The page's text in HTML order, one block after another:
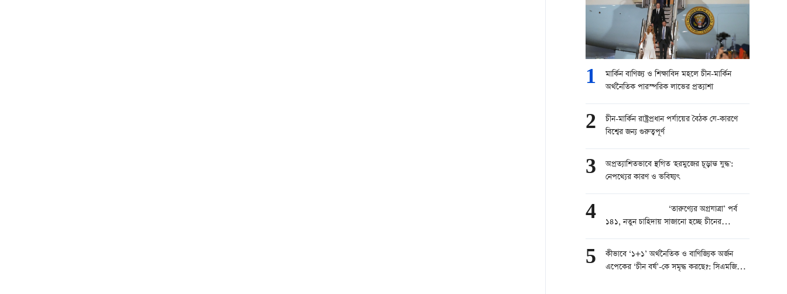
1
মার্কিন বাণিজ্য ও শিক্ষাবিদ মহলে চীন-মার্কিন
অর্থনৈতিক পারস্পরিক লাভের প্রত্যাশা
2
চীন-মার্কিন রাষ্ট্রপ্রধান পর্যায়ের বৈঠক যে-কারণে
বিশ্বের জন্য গুরুত্বপূর্ণ
3
অপ্রত্যাশিতভাবে স্থগিত 'হরমুজের চূড়ান্ত যুদ্ধ':
নেপথ্যের কারণ ও ভবিষ্যৎ
4
‘তারুণ্যের অগ্রযাত্রা’ পর্ব
১৪১, নতুন চাহিদায় সাজানো হচ্ছে চীনের
5
কীভাবে ‘১+১’ অর্থনৈতিক ও বাণিজ্যিক অর্জন
এপেকের ‘চীন বর্ষ’-কে সমৃদ্ধ করছে?: সিএমজি